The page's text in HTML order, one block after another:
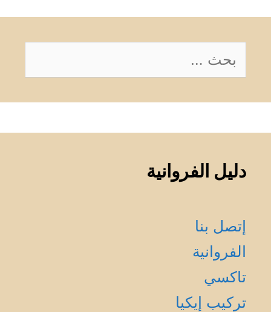
البحث
عن:
دليل الفروانية
إتصل بنا
الفروانية
تاكسي
تركيب إيكيا